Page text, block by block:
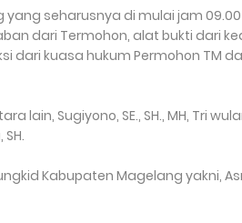
seharusnya di mulai jam 09.00
dari Termohon, alat bukti dari
dari kuasa hukum Permohon TM
lain, Sugiyono, SE., SH., MH, Tri
Kabupaten Magelang yakni,